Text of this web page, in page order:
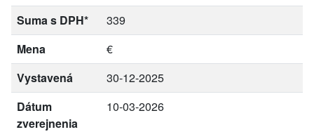
Suma s DPH*
339
Mena
€
Vystavená
30-12-2025
Dátum
zverejnenia
10-03-2026